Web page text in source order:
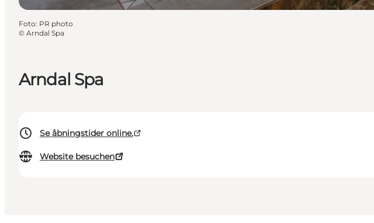
Arndal Spa
Se åbningstider online.
Website besuchen
Foto: PR photo
© Arndal Spa